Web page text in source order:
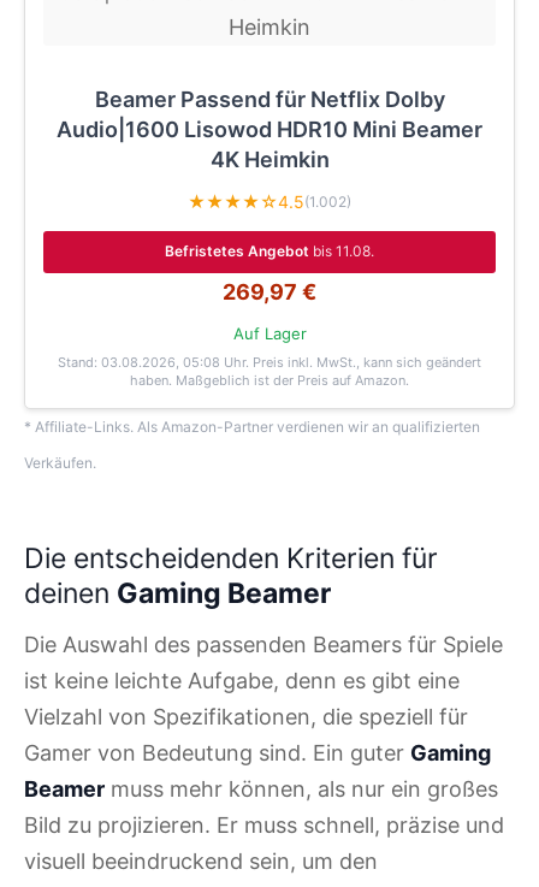
Beamer Passend für Netflix Dolby
Audio|1600 Lisowod HDR10 Mini Beamer
4K Heimkin
★★★★☆4.5(1.002)
Befristetes Angebot bis 11.08.
269,97 €
Auf Lager
Stand: 03.08.2026, 05:08 Uhr. Preis inkl. MwSt., kann sich geändert
haben. Maßgeblich ist der Preis auf Amazon.
* Affiliate-Links. Als Amazon-Partner verdienen wir an qualifizierten
Verkäufen.
Die entscheidenden Kriterien für
deinen Gaming Beamer
Die Auswahl des passenden Beamers für Spiele
ist keine leichte Aufgabe, denn es gibt eine
Vielzahl von Spezifikationen, die speziell für
Gamer von Bedeutung sind. Ein guter Gaming
Beamer muss mehr können, als nur ein großes
Bild zu projizieren. Er muss schnell, präzise und
visuell beeindruckend sein, um den